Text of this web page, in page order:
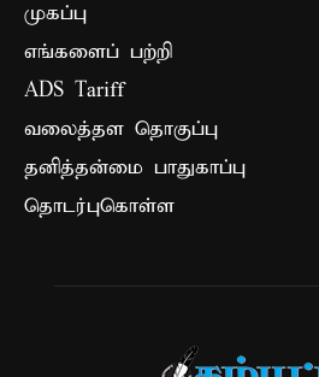
முகப்பு
எங்களைப் பற்றி
ADS Tariff
வலைத்தள தொகுப்பு
தனித்தன்மை பாதுகாப்பு
தொடர்புகொள்ள